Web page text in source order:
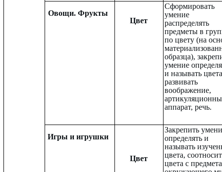
Овощи. Фрукты
Цвет
Сформировать
умение
распределять
предметы в
по цвету (на
образца),
умение
и называть
развивать
воображение,
аппарат, речь.
Игры и игрушки
Цвет
Закрепить
определять и
называть
цвета,
цвета с